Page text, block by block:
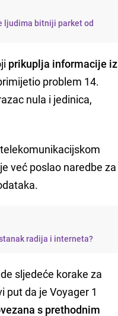
ljudima bitniji parket od
prikuplja informacije iz
problem 14.
nula i jedinica,
već poslao naredbe za
radija i interneta?
sljedeće korake za
put da je Voyager 1
s prethodnim